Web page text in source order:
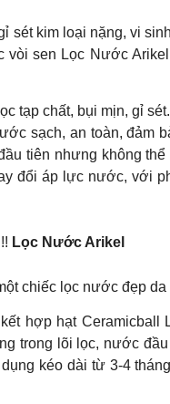
sét kim loại nặng, vi
sen Lọc Nước
tạp chất, bụi mịn, gỉ
sạch, an toàn, đảm
tiên nhưng không
đổi áp lực nước, với
Lọc Nước Arikel
chiếc lọc nước đẹp
hợp hạt
trong lõi lọc, nước
kéo dài từ 3-4